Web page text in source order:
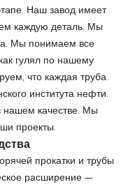
Наш завод имеет
каждую деталь. Мы
Мы понимаем все
гулял по нашему
что каждая труба
института нефти.
нашем качестве. Мы
проекты.
прокатки и трубы
расширение —